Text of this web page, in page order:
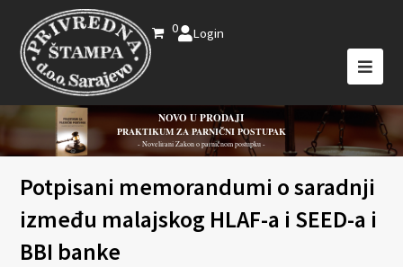
0 Login
NOVO U PRODAJI
PRAKTIKUM ZA PARNIČNI POSTUPAK
- Novelirani Zakon o parničnom postupku -
Potpisani memorandumi o saradnji
između malajskog HLAF-a i SEED-a i
BBI banke